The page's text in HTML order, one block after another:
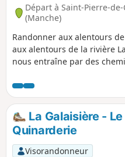
Départ à Saint-Pierre-de-
(Manche)
Randonner aux alentours
aux alentours de la rivière
nous entraîne par des
vallée et les coteaux de
Soulles, sur les communes
tracé passe auprès de très
pays (ou dépendances
La Galaisière -
Quinarderie
Visorandonneur